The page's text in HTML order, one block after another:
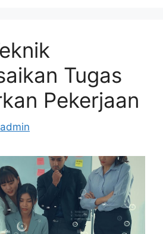
Tugas
Pekerjaan
admin